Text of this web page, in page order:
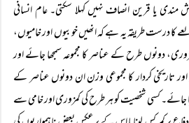
یا قرین انصاف نہیں کہلا سکتی۔ عام انسانی
کا درست طریقہ یہ ہے کہ انھیں خوبیوں اور خامیوں،
دونوں طرح کے عناصر کا مجموعہ سمجھا جائے اور
تاریخی کردار کا مجموعی وزن ان دونوں عناصر کے
جائے۔ کسی شخصیت کو ہر طرح کی کمزوری اور خامی سے